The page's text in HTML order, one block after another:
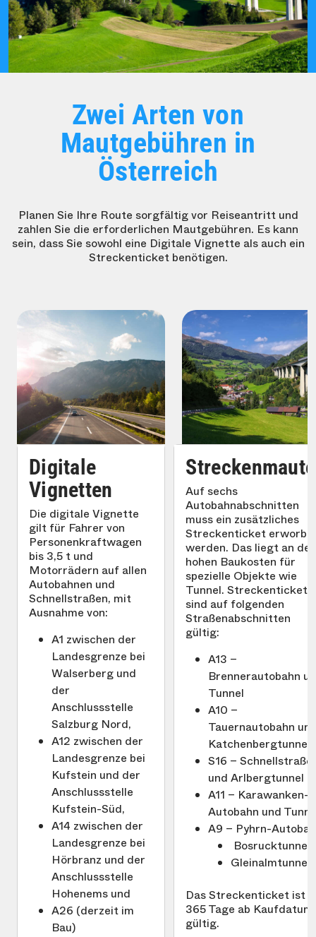
Zwei Arten von
Mautgebühren in
Österreich
Planen Sie Ihre Route sorgfältig vor Reiseantritt und
zahlen Sie die erforderlichen Mautgebühren. Es kann
sein, dass Sie sowohl eine Digitale Vignette als auch ein
Streckenticket benötigen.
Digitale
Vignetten
Die digitale Vignette
gilt für Fahrer von
Personenkraftwagen
bis 3,5 t und
Motorrädern auf allen
Autobahnen und
Schnellstraßen, mit
Ausnahme von:
A1 zwischen der
Landesgrenze bei
Walserberg und
der
Anschlussstelle
Salzburg Nord,
A12 zwischen der
Landesgrenze bei
Kufstein und der
Anschlussstelle
Kufstein-Süd,
A14 zwischen der
Landesgrenze bei
Hörbranz und der
Anschlussstelle
Hohenems und
A26 (derzeit im
Bau)
Auf sechs
Autobahnabschnitten
muss ein zusätzliches
Streckenticket
werden. Das liegt an
hohen Baukosten für
spezielle Objekte wie
Tunnel. Streckentickets
sind auf folgenden
Straßenabschnitten
gültig:
A13 –
Brennerautobahn
Tunnel
A10 –
Tauernautobahn
Katchenbergtunnel
S16 – Schnellstraße
und Arlbergtunnel
A11 – Karawanken-
Autobahn und
A9 – Pyhrn-
Bosrucktunnel
Gleinalmtunnel
Das Streckenticket ist
365 Tage ab Kaufdatum
gültig.